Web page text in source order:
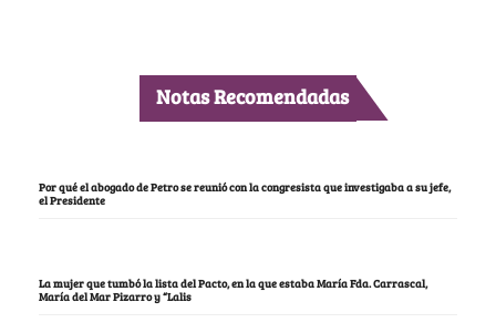
Notas Recomendadas
Por qué el abogado de Petro se reunió con la congresista que investigaba a su jefe,
el Presidente
La mujer que tumbó la lista del Pacto, en la que estaba María Fda. Carrascal,
María del Mar Pizarro y “Lalis